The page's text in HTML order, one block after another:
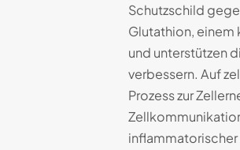
Schutzschild
Glutathion,
und unterstützen
verbessern. Auf
Prozess zur
inflammatorischer